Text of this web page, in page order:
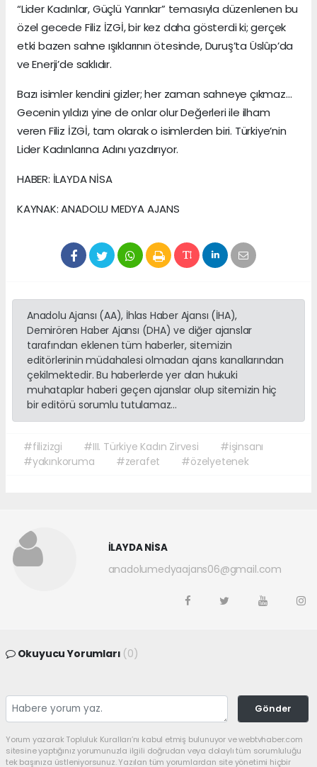
“Lider Kadınlar, Güçlü Yarınlar” temasıyla düzenlenen bu
özel gecede Filiz İZGİ, bir kez daha gösterdi ki; gerçek
etki bazen sahne ışıklarının ötesinde, Duruş’ta Üslûp’da
ve Enerji’de saklıdır.
Bazı isimler kendini gizler; her zaman sahneye çıkmaz…
Gecenin yıldızı yine de onlar olur Değerleri ile ilham
veren Filiz İZGİ, tam olarak o isimlerden biri. Türkiye’nin
Lider Kadınlarına Adını yazdırıyor.
HABER: İLAYDA NİSA
KAYNAK: ANADOLU MEDYA AJANS
Anadolu Ajansı (AA), İhlas Haber Ajansı (İHA),
Demirören Haber Ajansı (DHA) ve diğer ajanslar
tarafından eklenen tüm haberler, sitemizin
editörlerinin müdahalesi olmadan ajans kanallarından
çekilmektedir. Bu haberlerde yer alan hukuki
muhataplar haberi geçen ajanslar olup sitemizin hiç
bir editörü sorumlu tutulamaz...
#filizizgi #III. Türkiye Kadın Zirvesi
#işinsanı
#yakınkoruma
#zerafet #özelyetenek
İLAYDA NİSA
anadolumedyaajans06@gmail.com
Okuyucu Yorumları (0)
Gönder
Yorum yazarak Topluluk Kuralları’nı kabul etmiş bulunuyor ve webtvhaber.com
sitesine yaptığınız yorumunuzla ilgili doğrudan veya dolaylı tüm sorumluluğu
tek başınıza üstleniyorsunuz. Yazılan tüm yorumlardan site yönetimi hiçbir